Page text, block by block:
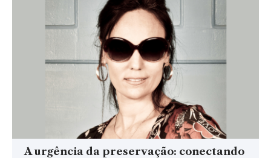
A urgência da preservação: conectando